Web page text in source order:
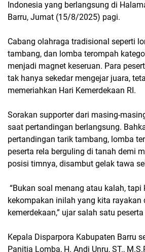
Indonesia yang berlangsung di
Barru, Jumat (15/8/2025) pagi.
Cabang olahraga tradisional seperti
tambang, dan lomba terompah
menjadi magnet keseruan. Para
tak hanya sekedar mengejar juara,
memeriahkan Hari Kemerdekaan RI.
Sorakan supporter dari masing-
saat pertandingan berlangsung.
pertandingan tarik tambang, lomba
peserta rela berguling di tanah demi
posisi timnya, disambut gelak tawa
“Bukan soal menang atau kalah, tapi
kekompakan inilah yang kita rayakan
kemerdekaan,” ujar salah satu
Kepala Disparpora Kabupaten Barru
Panitia Lomba, H. Andi Unru, ST.,